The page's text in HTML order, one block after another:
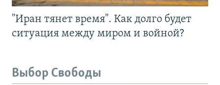
"Иран тянет время". Как долго будет
ситуация между миром и войной?
Выбор Свободы